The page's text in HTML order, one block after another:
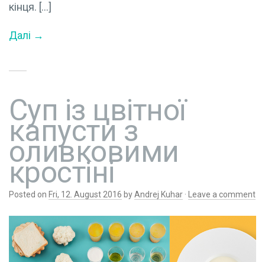
кінця. […]
Далі →
Суп із цвітної
капусти з
оливковими
кростіні
Posted on Fri, 12. August 2016 byAndrej Kuhar · Leave a comment